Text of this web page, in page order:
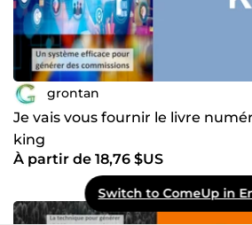
grontan
Je vais vous fournir le livre
king
À partir de 18,76 $US
Switch to ComeUp in